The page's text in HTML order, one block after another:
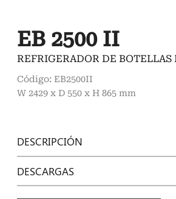
EB 2500 II
REFRIGERADOR DE BOTELLAS
Código: EB2500II
W 2429 x D 550 x H 865 mm
DESCRIPCIÓN
DESCARGAS